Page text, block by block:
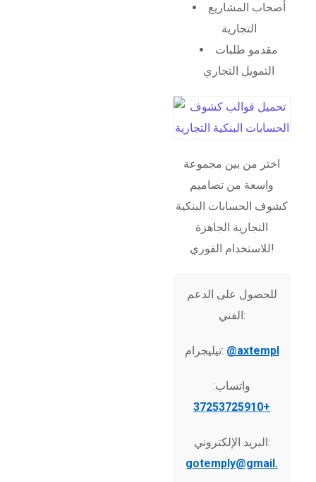
أصحاب المشاريع
التجارية
مقدمو طلبات
التمويل التجاري
اختر من بين مجموعة
واسعة من تصاميم
كشوف الحسابات البنكية
التجارية الجاهزة
للاستخدام الفوري!
للحصول على الدعم
الفني:
تيليجرام: @axtempl
واتساب:
+37253725910
البريد الإلكتروني:
gotemply@gmail.